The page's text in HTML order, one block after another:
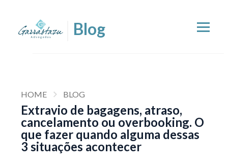
HOME BLOG
Extravio de bagagens, atraso,
cancelamento ou overbooking. O
que fazer quando alguma dessas
3 situações acontecer